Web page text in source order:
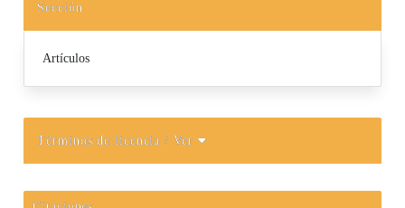
Sección
Artículos
Términos de licencia/ Ver